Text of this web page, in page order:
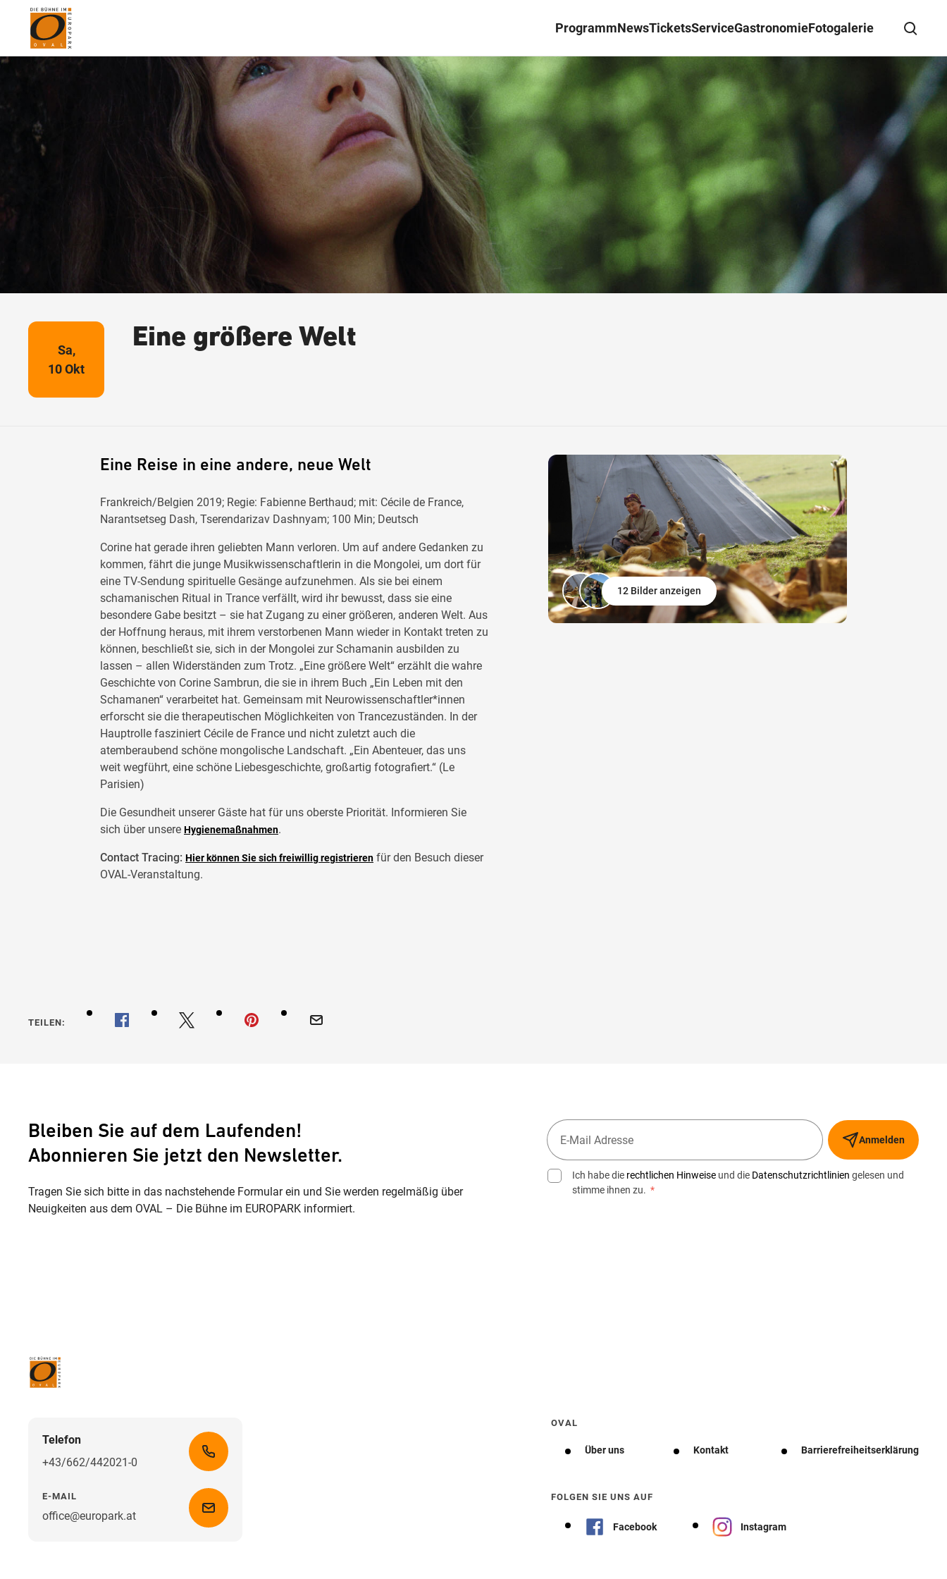
ProgrammNewsTicketsServiceGastronomieFotogalerie
Wegbeschreibung erhalten
Sa,
10 Okt
Eine größere Welt
Eine Reise in eine andere, neue Welt
Frankreich/Belgien 2019; Regie: Fabienne Berthaud; mit: Cécile de France,
Narantsetseg Dash, Tserendarizav Dashnyam; 100 Min; Deutsch
Corine hat gerade ihren geliebten Mann verloren. Um auf andere Gedanken zu
kommen, fährt die junge Musikwissenschaftlerin in die Mongolei, um dort für
eine TV-Sendung spirituelle Gesänge aufzunehmen. Als sie bei einem
schamanischen Ritual in Trance verfällt, wird ihr bewusst, dass sie eine
besondere Gabe besitzt – sie hat Zugang zu einer größeren, anderen Welt. Aus
der Hoffnung heraus, mit ihrem verstorbenen Mann wieder in Kontakt treten zu
können, beschließt sie, sich in der Mongolei zur Schamanin ausbilden zu
lassen – allen Widerständen zum Trotz. „Eine größere Welt“ erzählt die wahre
Geschichte von Corine Sambrun, die sie in ihrem Buch „Ein Leben mit den
Schamanen“ verarbeitet hat. Gemeinsam mit Neurowissenschaftler*innen
erforscht sie die therapeutischen Möglichkeiten von Trancezuständen. In der
Hauptrolle fasziniert Cécile de France und nicht zuletzt auch die
atemberaubend schöne mongolische Landschaft. „Ein Abenteuer, das uns
weit wegführt, eine schöne Liebesgeschichte, großartig fotografiert.“ (Le
Parisien)
Die Gesundheit unserer Gäste hat für uns oberste Priorität. Informieren Sie
sich über unsere Hygienemaßnahmen.
Contact Tracing: Hier können Sie sich freiwillig registrieren für den Besuch dieser
OVAL-Veranstaltung.
12 Bilder anzeigen
TEILEN:
Bleiben Sie auf dem Laufenden!
Abonnieren Sie jetzt den Newsletter.
Tragen Sie sich bitte in das nachstehende Formular ein und Sie werden regelmäßig über
Neuigkeiten aus dem OVAL – Die Bühne im EUROPARK informiert.
Anmelden
Ich habe die rechtlichen Hinweise und die Datenschutzrichtlinien gelesen und
stimme ihnen zu. *
Telefon
+43/662/442021-0
E-MAIL
office@europark.at
OVAL
Über uns Kontakt Barrierefreiheitserklärung
FOLGEN SIE UNS AUF
Facebook Instagram